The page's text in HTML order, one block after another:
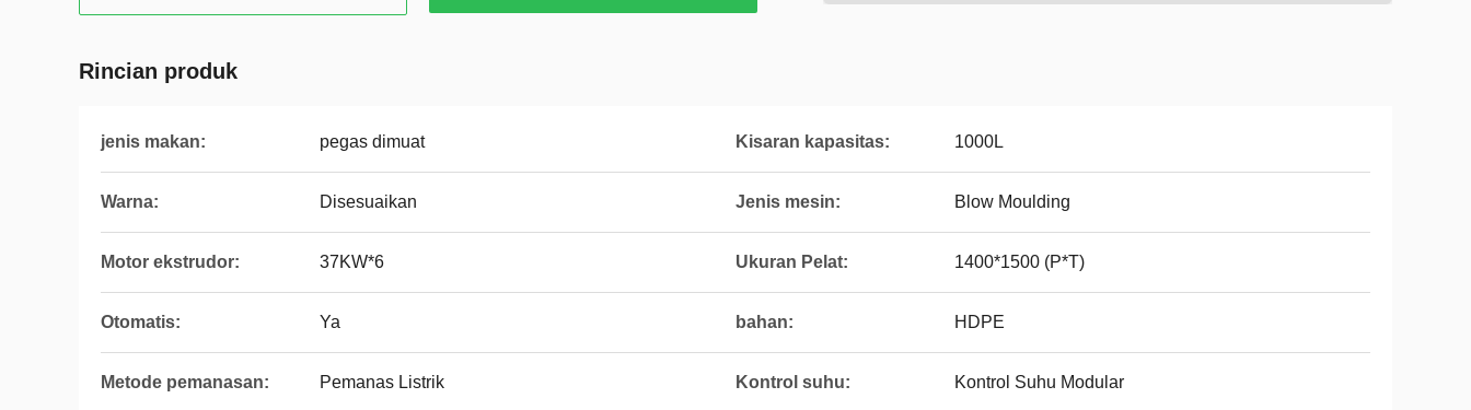
Rincian produk
jenis makan: pegas dimuat Kisaran kapasitas: 1000L
Warna: Disesuaikan Jenis mesin: Blow Moulding
Motor ekstrudor: 37KW*6 Ukuran Pelat: 1400*1500 (P*T)
Otomatis: Ya bahan: HDPE
Metode pemanasan: Pemanas Listrik Kontrol suhu: Kontrol Suhu Modular